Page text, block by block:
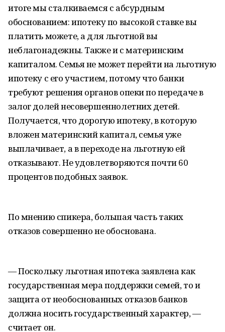
итоге мы сталкиваемся с абсурдным
обоснованием: ипотеку по высокой ставке вы
платить можете, а для льготной вы
неблагонадежны. Также и с материнским
капиталом. Семья не может перейти на льготную
ипотеку с его участием, потому что банки
требуют решения органов опеки по передаче в
залог долей несовершеннолетних детей.
Получается, что дорогую ипотеку, в которую
вложен материнский капитал, семья уже
выплачивает, а в переходе на льготную ей
отказывают. Не удовлетворяются почти 60
процентов подобных заявок.
По мнению спикера, большая часть таких
отказов совершенно не обоснована.
— Поскольку льготная ипотека заявлена как
государственная мера поддержки семей, то и
защита от необоснованных отказов банков
должна носить государственный характер, —
считает он.